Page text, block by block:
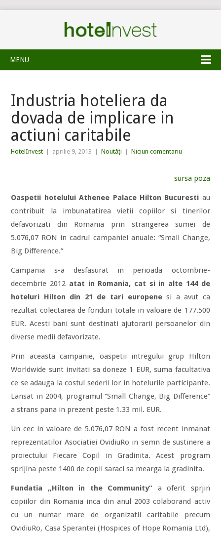
MENU
Industria hoteliera da
dovada de implicare in
actiuni caritabile
HotelInvest aprilie 9, 2013 Noutăți Niciun comentariu
sursa poza
Oaspetii hotelului Athenee Palace Hilton Bucuresti au
contribuit la imbunatatirea vietii copiilor si tinerilor
defavorizati din Romania prin strangerea sumei de
5.076,07 RON in cadrul campaniei anuale: “Small Change,
Big Difference.”
Campania s-a desfasurat in perioada octombrie-
decembrie 2012 atat in Romania, cat si in alte 144 de
hoteluri Hilton din 21 de tari europenesi a avut ca
rezultat colectarea de fonduri totale in valoare de 177.500
EUR. Acesti bani sunt destinati ajutorarii persoanelor din
diverse medii defavorizate.
Prin aceasta campanie, oaspetii intregului grup Hilton
Worldwide sunt invitati sa doneze 1 EUR, suma facultativa
ce se adauga la costul sederii lor in hotelurile participante.
Lansat in 2004, programul “Small Change, Big Difference”
a strans pana in prezent peste 1.33 mil. EUR.
Un cec in valoare de 5.076,07 RON a fost recent inmanat
reprezentatilor Asociatiei OvidiuRo in semn de sustinere a
proiectului Fiecare Copil in Gradinita. Acest program
sprijina peste 1400 de copii saraci sa mearga la gradinita.
Fundatia „Hilton in the Community” a oferit sprjin
copiilor din Romania inca din anul 2003 colaborand activ
cu un numar mare de organizatii caritabile precum
OvidiuRo, Casa Sperantei (Hospices of Hope Romania Ltd),